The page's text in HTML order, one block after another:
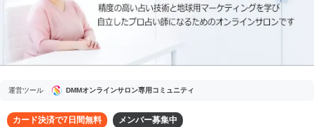
運営ツール DMMオンラインサロン専用コミュニティ
メンバー募集中
カード決済で7日間無料